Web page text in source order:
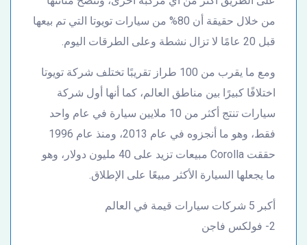
من خلال حقيقة أن 80% من سيارات تويوتا التي تم بيعها
قبل 20 عامًا لا تزال نشطة وعلى الطرقات اليوم.
ومع ما يقرب من 100 طراز تقريبًا تختلف شركة تويوتا
اختلافًا كبيرًا بين مناطق العالم، كما أنها أول شركة
سيارات تنتج أكثر من 10 ملايين سيارة في عام واحد
فقط، وهو ما أنجزوه في عام 2013، ومنذ عام 1996
حققت Corolla مبيعات تزيد على 40 مليون دولار، وهو
ما يجعلها السيارة الأكثر مبيعًا على الإطلاق.
أكبر 5 شركات سيارات قيمة في العالم
2- فولكس فاجن